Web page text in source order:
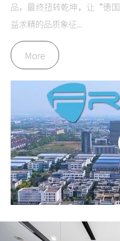
品，最终扭转乾坤，让“德
益求精的品质象征...
More